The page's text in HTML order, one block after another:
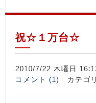
祝☆１万台☆
2010/7/22 木曜日
コメント (1) ｜カテゴ